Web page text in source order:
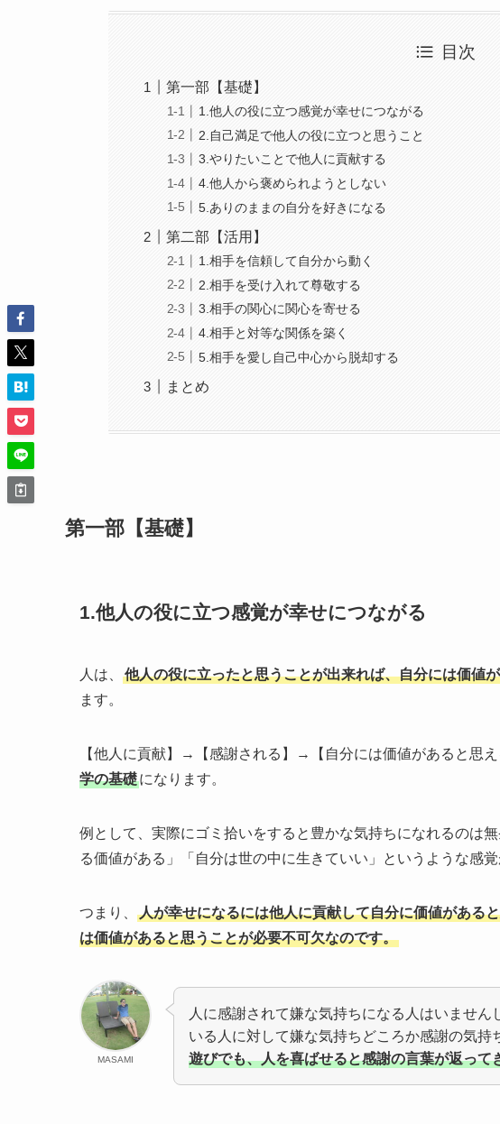
目次
第一部【基礎】
1.他人の役に立つ感覚が幸せにつながる
2.自己満足で他人の役に立つと思うこと
3.やりたいことで他人に貢献する
4.他人から褒められようとしない
5.ありのままの自分を好きになる
第二部【活用】
1.相手を信頼して自分から動く
2.相手を受け入れて尊敬する
3.相手の関心に関心を寄せる
4.相手と対等な関係を築く
5.相手を愛し自己中心から脱却する
まとめ
第一部【基礎】
1.他人の役に立つ感覚が幸せにつながる
人は、 他人の役に立ったと思うことが出来れば、自分には価値
ます。
【他人に貢献】→【感謝される】→【自分には価値があると思
学の基礎になります。
例として、実際にゴミ拾いをすると豊かな気持ちになれるのは
る価値がある」「自分は世の中に生きていい」というような感覚
つまり、
人が幸せになるには他人に貢献して自分に価値がある
は価値があると思うことが必要不可欠なのです。
MASAMI
人に感謝されて嫌な気持ちになる人はいません
いる人に対して嫌な気持ちどころか感謝の気持
遊びでも、人を喜ばせると感謝の言葉が返って